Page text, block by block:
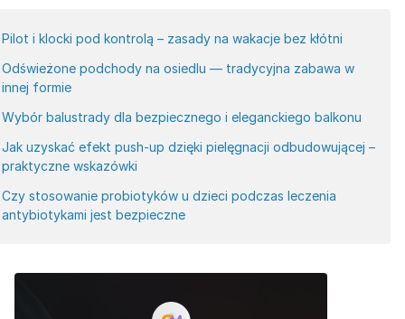
Pilot i klocki pod kontrolą – zasady na wakacje bez kłótni
Odświeżone podchody na osiedlu — tradycyjna zabawa w
innej formie
Wybór balustrady dla bezpiecznego i eleganckiego balkonu
Jak uzyskać efekt push-up dzięki pielęgnacji odbudowującej –
praktyczne wskazówki
Czy stosowanie probiotyków u dzieci podczas leczenia
antybiotykami jest bezpieczne